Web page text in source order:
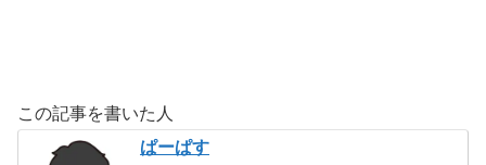
この記事を書いた人
ぱーぱす